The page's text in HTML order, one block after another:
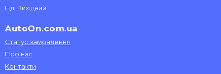
Нд: Вихідний
AutoOn.com.ua
Статус замовлення
Про нас
Контакти